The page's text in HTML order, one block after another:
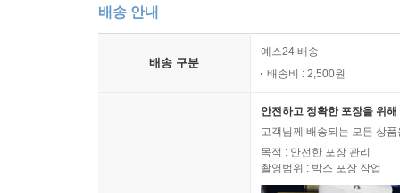
배송 안내
배송 구분
예스24 배송
배송비 : 2,500원
안전하고 정확한 포장을 위
고객님께 배송되는 모든 상
목적 : 안전한 포장 관리
촬영범위 : 박스 포장 작업